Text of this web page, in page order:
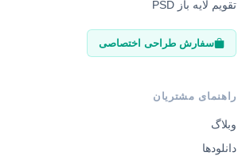
تقویم لایه باز PSD
سفارش طراحی اختصاصی
راهنمای مشتریان
وبلاگ
دانلودها